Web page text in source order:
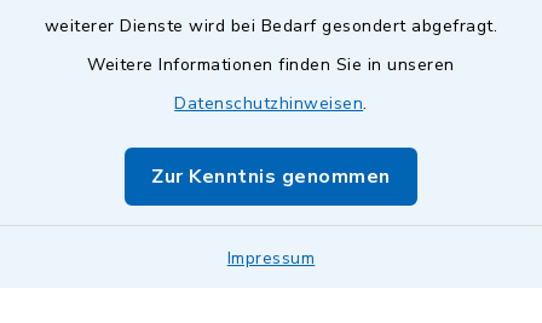
weiterer Dienste wird bei Bedarf gesondert abgefragt.
Weitere Informationen finden Sie in unseren
Datenschutzhinweisen.
Zur Kenntnis genommen
Impressum
Barrierefreiheit
Impressum
Sitemap